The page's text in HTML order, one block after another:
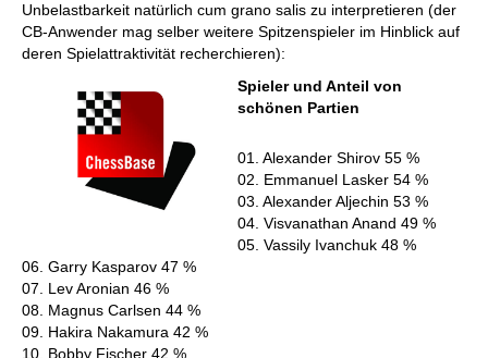
Unbelastbarkeit natürlich cum grano salis zu interpretieren (der
CB-Anwender mag selber weitere Spitzenspieler im Hinblick auf
deren Spielattraktivität recherchieren):
Spieler und Anteil von
schönen Partien
01. Alexander Shirov 55 %
02. Emmanuel Lasker 54 %
03. Alexander Aljechin 53 %
04. Visvanathan Anand 49 %
05. Vassily Ivanchuk 48 %
06. Garry Kasparov 47 %
07. Lev Aronian 46 %
08. Magnus Carlsen 44 %
09. Hakira Nakamura 42 %
10. Bobby Fischer 42 %